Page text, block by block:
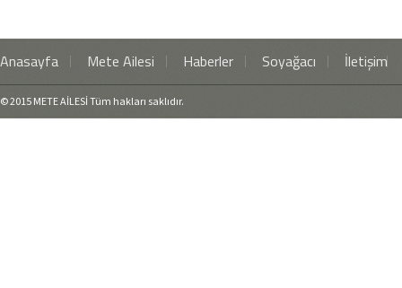
Anasayfa Mete Ailesi Haberler Soyağacı İletişim
© 2015 METE AİLESİ Tüm hakları saklıdır.